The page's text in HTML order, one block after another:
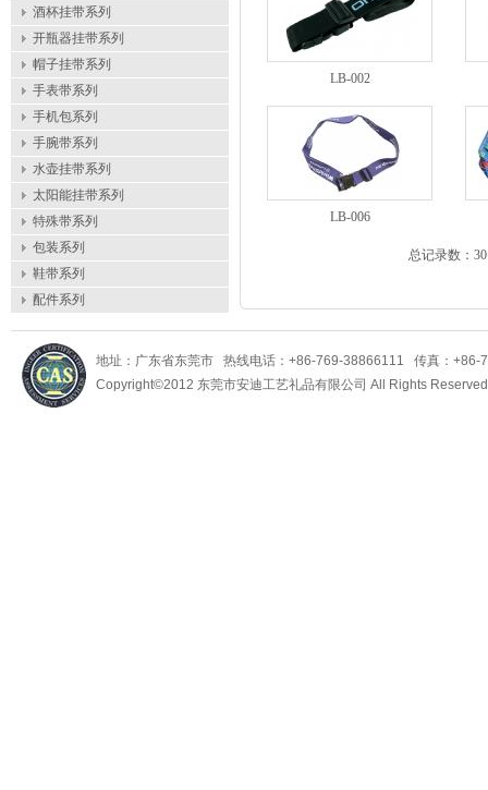
酒杯挂带系列
开瓶器挂带系列
帽子挂带系列
手表带系列
手机包系列
手腕带系列
水壶挂带系列
太阳能挂带系列
特殊带系列
包装系列
鞋带系列
配件系列
LB-002
LB-006
总记录数：
地址：广东省东莞市 热线电话：+86-769-38866111 传真：
Copyright©2012 东莞市安迪工艺礼品有限公司 All Rights